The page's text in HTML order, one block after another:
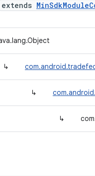
extends
↳
↳
↳